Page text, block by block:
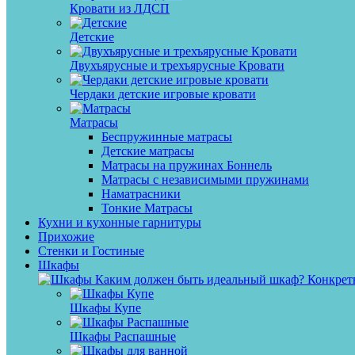
Кровати из ЛДСП
Детские
Двухъярусные и трехъярусные Кровати
Чердаки детские игровые кровати
Матрасы
Беспружинные матрасы
Детские матрасы
Матрасы на пружинах Боннель
Матрасы с независимыми пружинами
Наматрасники
Тонкие Матрасы
Кухни и кухонные гарнитуры
Прихожие
Стенки и Гостиные
Шкафы
Каким должен быть идеальный шкаф?
Шкафы Купе
Шкафы Распашные